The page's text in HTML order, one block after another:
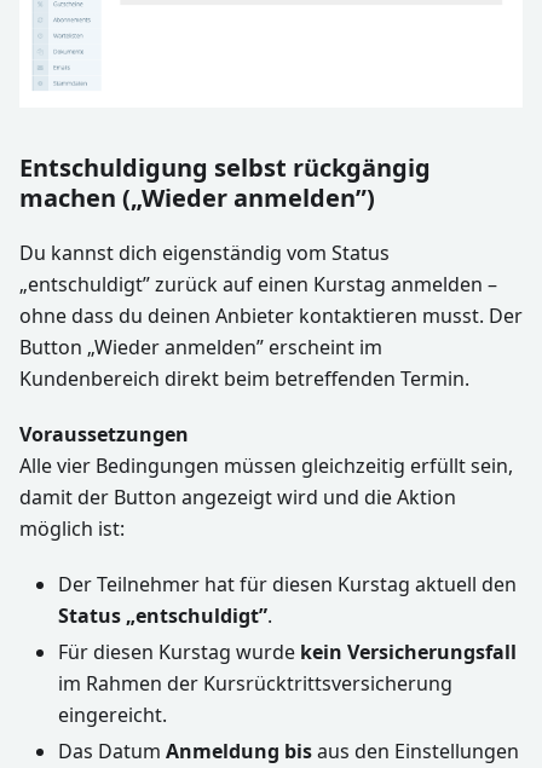
Entschuldigung selbst rückgängig
machen („Wieder anmelden”)
Du kannst dich eigenständig vom Status
„entschuldigt” zurück auf einen Kurstag anmelden –
ohne dass du deinen Anbieter kontaktieren musst. Der
Button „Wieder anmelden” erscheint im
Kundenbereich direkt beim betreffenden Termin.
Voraussetzungen
Alle vier Bedingungen müssen gleichzeitig erfüllt sein,
damit der Button angezeigt wird und die Aktion
möglich ist:
Der Teilnehmer hat für diesen Kurstag aktuell den
Status „entschuldigt”.
Für diesen Kurstag wurde kein Versicherungsfall
im Rahmen der Kursrücktrittsversicherung
eingereicht.
Das Datum Anmeldung bisaus den Einstellungen